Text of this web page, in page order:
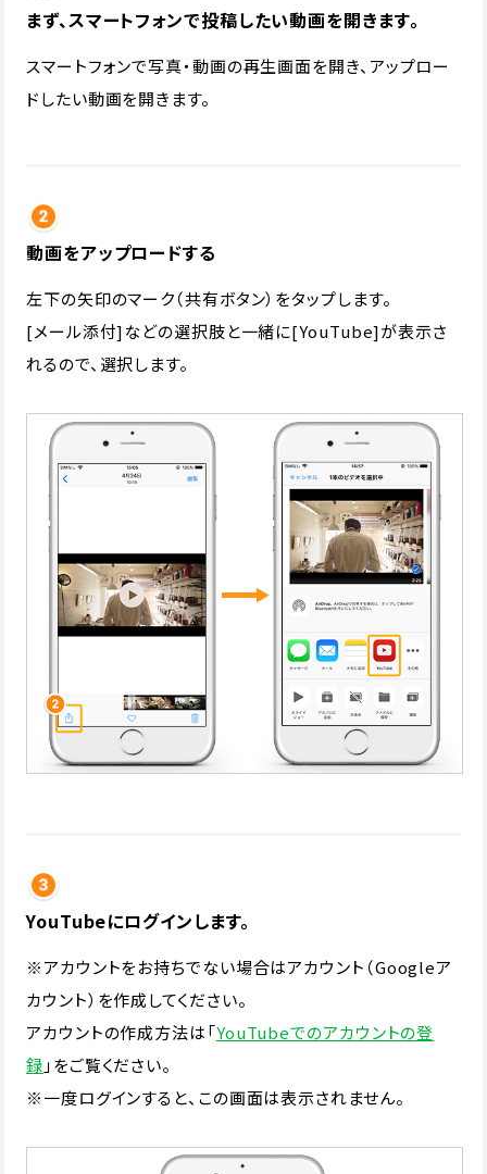
まず、スマートフォンで投稿したい動画を開きます。
スマートフォンで写真・動画の再生画面を開き、アップロー
ドしたい動画を開きます。
動画をアップロードする
左下の矢印のマーク（共有ボタン）をタップします。
[メール添付]などの選択肢と一緒に[YouTube]が表示さ
れるので、選択します。
YouTubeにログインします。
※アカウントをお持ちでない場合はアカウント（Googleア
カウント）を作成してください。
アカウントの作成方法は「YouTubeでのアカウントの登
録 」をご覧ください。
※一度ログインすると、この画面は表示されません。